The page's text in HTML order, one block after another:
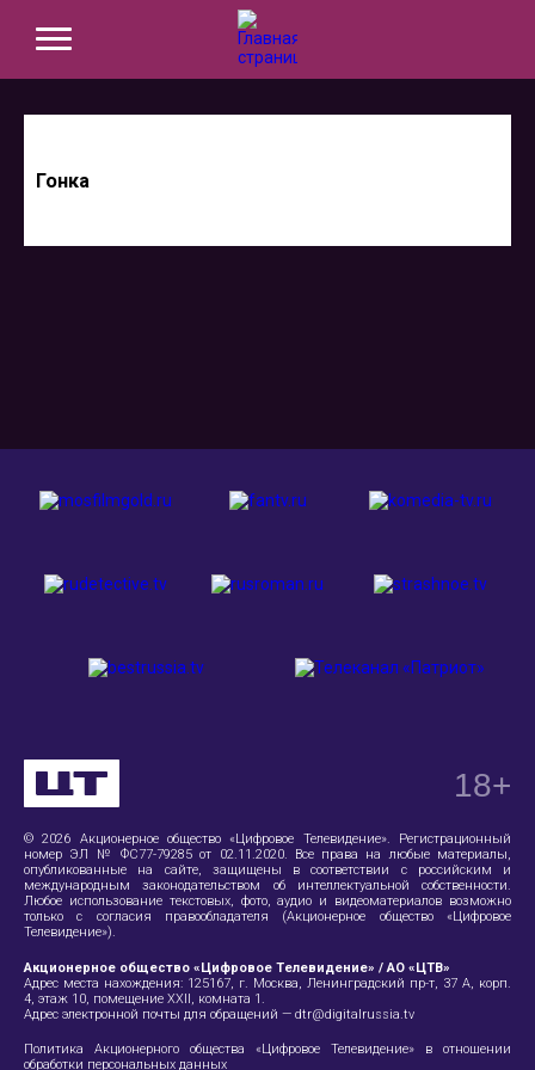
Гонка
© 2026 Акционерное общество «Цифровое Телевидение». Регистрационный
номер ЭЛ № ФС77-79285 от 02.11.2020. Все права на любые материалы,
опубликованные на сайте, защищены в соответствии с российским и
международным законодательством об интеллектуальной собственности.
Любое использование текстовых, фото, аудио и видеоматериалов возможно
только с согласия правообладателя (Акционерное общество «Цифровое
Телевидение»).
Акционерное общество «Цифровое Телевидение» / АО «ЦТВ»
Адрес места нахождения: 125167, г. Москва, Ленинградский пр-т, 37 А , корп.
4, этаж 10, помещение XXII, комната 1.
Адрес электронной почты для обращений — dtr@digitalrussia.tv
Политика Акционерного общества «Цифровое Телевидение» в отношении
обработки персональных данных
18+